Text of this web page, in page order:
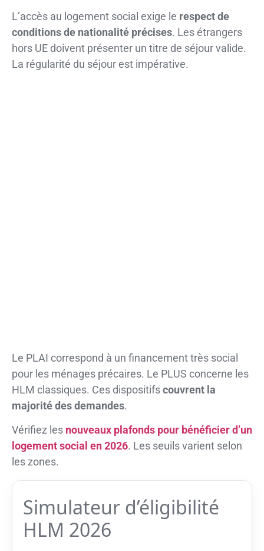
L’accès au logement social exige le respect de
conditions de nationalité précises. Les étrangers
hors UE doivent présenter un titre de séjour valide.
La régularité du séjour est impérative.
Le PLAI correspond à un financement très social
pour les ménages précaires. Le PLUS concerne les
HLM classiques. Ces dispositifscouvrent la
majorité des demandes.
Vérifiez les nouveaux plafonds pour bénéficier d’un
logement social en 2026. Les seuils varient selon
les zones.
Simulateur d’éligibilité
HLM 2026